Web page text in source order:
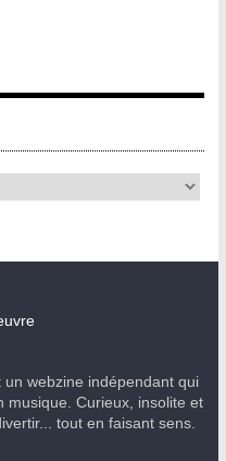
webzine indépendant qui
musique. Curieux, insolite et
tout en faisant sens.